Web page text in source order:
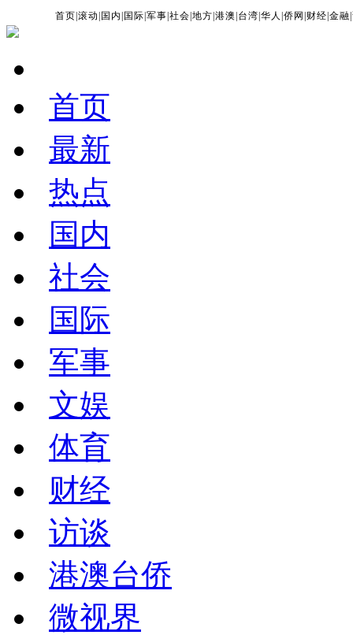
首页 |滚动 国内 国际 |军事 |社会 |地方 |港澳 台湾 |华人 |侨网 财经 |金融 |
首页
最新
热点
国内
社会
国际
军事
文娱
体育
财经
访谈
港澳台侨
微视界